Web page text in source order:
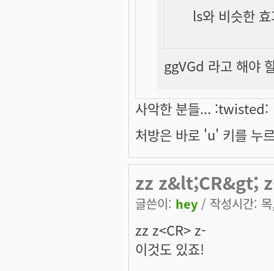
ls와 비슷한
ggVGd 라고 해야
사악한 분들... :twisted:
처방은 바로 'u' 키를 누
zz z&lt;CR&gt;
글쓴이: hey / 작성시간:
zz z<CR> z-
이것도 있죠!